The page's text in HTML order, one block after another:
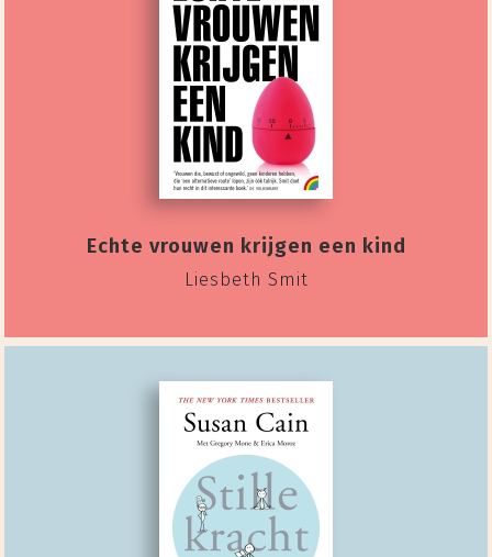
Echte vrouwen krijgen een kind
Liesbeth Smit